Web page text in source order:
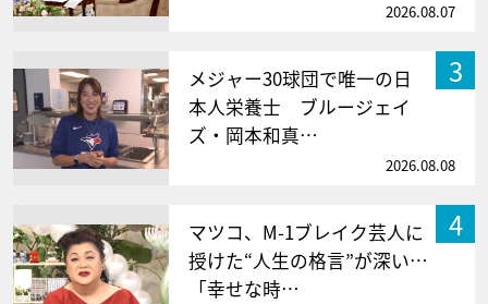
2026.08.07
3
メジャー30球団で唯一の日
本人栄養士 ブルージェイ
ズ・岡本和真…
2026.08.08
4
マツコ、M-1ブレイク芸人に
授けた“人生の格言”が深い…
「幸せな時…